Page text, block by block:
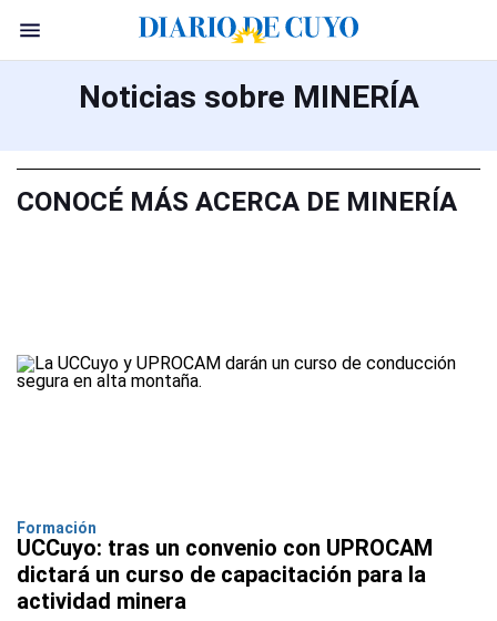
Noticias sobre MINERÍA
CONOCÉ MÁS ACERCA DE MINERÍA
Formación
UCCuyo: tras un convenio con UPROCAM
dictará un curso de capacitación para la
actividad minera